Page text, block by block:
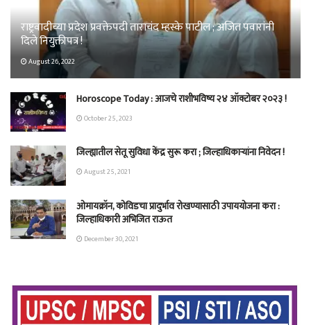
राष्ट्रवादीच्या प्रदेश प्रवक्तेपदी ताराचंद म्हस्के पाटील ; अजित पवारांनी
दिले नियुक्तीपत्र !
August 26, 2022
Horoscope Today : आजचे राशीभविष्य २४ ऑक्टोबर २०२३ !
October 25, 2023
जिल्ह्यातील सेतू सुविधा केंद्र सुरू करा ; जिल्हाधिकाऱ्यांना निवेदन !
August 25, 2021
ओमायक्रॉन, कोविडचा प्रादुर्भाव रोखण्यासाठी उपाययोजना करा :
जिल्हाधिकारी अभिजित राऊत
December 30, 2021